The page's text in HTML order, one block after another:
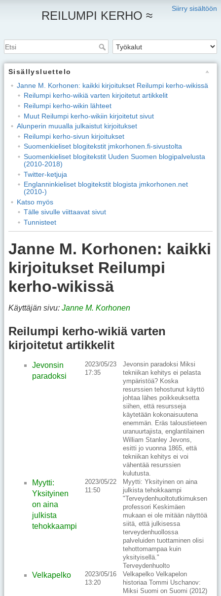
Siirry sisältöön
REILUMPI KERHO ≈
Sisällysluettelo
Janne M. Korhonen: kaikki kirjoitukset Reilumpi kerho-wikissä
Reilumpi kerho-wikiä varten kirjoitetut artikkelit
Reilumpi kerho-wikin lähteet
Muut Reilumpi kerho-wikiin kirjoitetut sivut
Alunperin muualla julkaistut kirjoitukset
Reilumpi kerho-sivun kirjoitukset
Suomenkieliset blogitekstit jmkorhonen.fi-sivustolta
Suomenkieliset blogitekstit Uuden Suomen blogipalvelusta
(2010-2018)
Twitter-ketjuja
Englanninkieliset blogitekstit blogista jmkorhonen.net
(2010-)
Katso myös
Tälle sivulle viittaavat sivut
Tunnisteet
Janne M. Korhonen: kaikki
kirjoitukset Reilumpi
kerho-wikissä
Käyttäjän sivu: Janne M. Korhonen
Reilumpi kerho-wikiä varten
kirjoitetut artikkelit
Jevonsin
paradoksi
2023/05/23
17:35
Jevonsin paradoksi Miksi
tekniikan kehitys ei pelasta
ympäristöä? Koska
resurssien tehostunut käyttö
johtaa lähes poikkeuksetta
siihen, että resursseja
käytetään kokonaisuutena
enemmän. Eräs taloustieteen
uranuurtajista, englantilainen
William Stanley Jevons,
esitti jo vuonna 1865, että
tekniikan kehitys ei voi
vähentää resurssien
kulutusta.
Myytti:
Yksityinen
on aina
julkista
tehokkaampi
2023/05/22
11:50
Myytti: Yksityinen on aina
julkista tehokkaampi
"Terveydenhuoltotutkimuksen
professori Keskimäen
mukaan ei ole mitään näyttöä
siitä, että julkisessa
terveydenhuollossa
palveluiden tuottaminen olisi
tehottomampaa kuin
yksityisellä."
Terveydenhuolto
Velkapelko
2023/05/16
13:20
Velkapelko Velkapelon
historiaa Tommi Uschanov:
Miksi Suomi on Suomi (2012)